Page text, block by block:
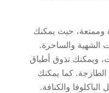
وممتعة، حيث يمكنك
الشهية والساحرة.
ويمكنك تذوق أطباق
الطازجة. كما يمكنك
والكنافة.